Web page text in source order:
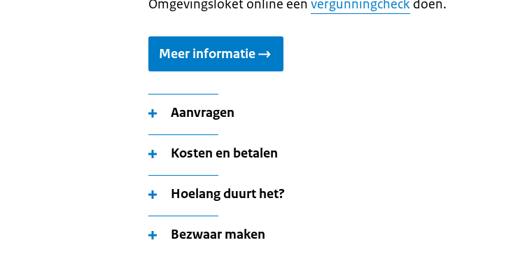
Omgevingsloket online een vergunningcheck doen.
Meer informatie
Aanvragen
Kosten en betalen
Hoelang duurt het?
Bezwaar maken